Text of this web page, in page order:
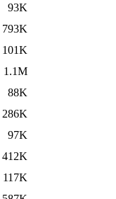
93K
793K
101K
1.1M
88K
286K
97K
412K
117K